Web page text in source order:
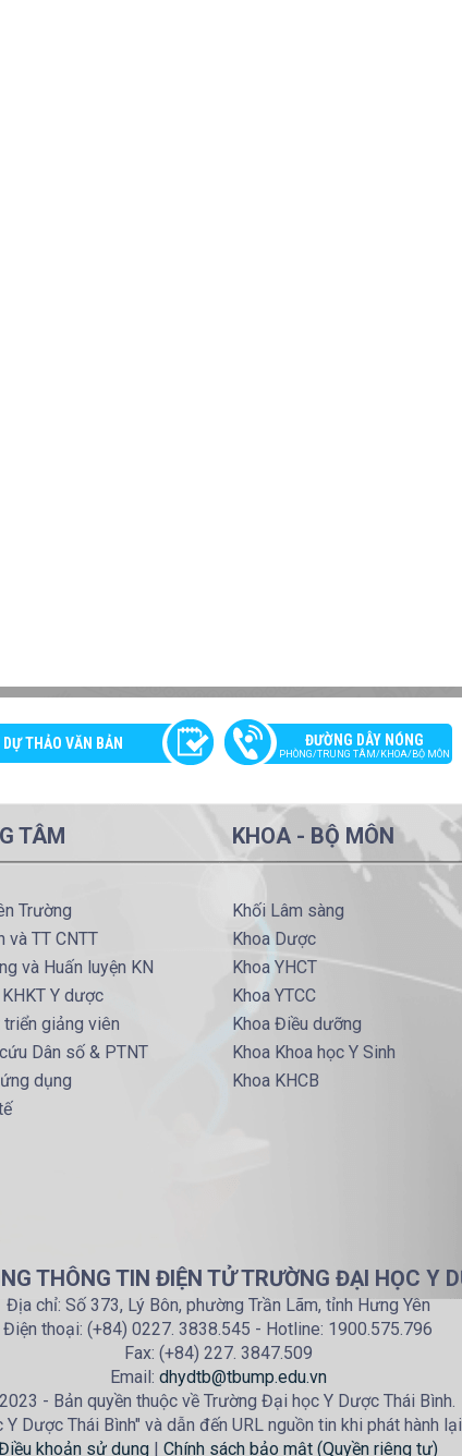
DỰ THẢO VĂN BẢN ĐƯỜNG DÂY NÓNG
PHÒNG/TRUNG TÂM/KHOA/BỘ MÔN
TÂM
Trường
và TT CNTT
và Huấn luyện KN
Y dược
triển giảng viên
Dân số & PTNT
dụng
KHOA - BỘ MÔN
Khối Lâm sàng
Khoa Dược
Khoa YHCT
Khoa YTCC
Khoa Điều dưỡng
Khoa Khoa học Y Sinh
Khoa KHCB
THÔNG TIN ĐIỆN TỬ TRƯỜNG ĐẠI HỌC Y
Địa chỉ: Số 373, Lý Bôn, phường Trần Lãm, tỉnh Hưng Yên
Điện thoại: (+84) 0227. 3838.545 - Hotline: 1900.575.796
Fax: (+84) 227. 3847.509
Email: dhydtb@tbump.edu.vn
- Bản quyền thuộc về Trường Đại học Y Dược Thái Bình.
Dược Thái Bình" và dẫn đến URL nguồn tin khi phát hành
khoản sử dụng
Chính sách bảo mật (Quyền riêng tư)